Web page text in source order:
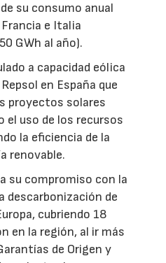
su consumo anual
e Italia
GWh al año).
a capacidad eólica
en España que
proyectos solares
el uso de los recursos
la eficiencia de la
renovable.
su compromiso con la
descarbonización de
cubriendo 18
en la región, al ir más
de Origen y